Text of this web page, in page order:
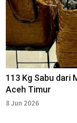
113 Kg Sabu dari
Aceh Timur
8 Jun 2026